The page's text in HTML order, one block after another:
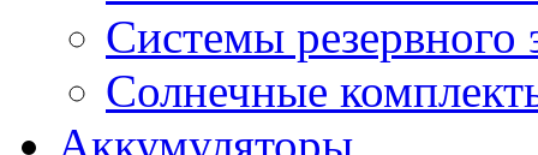
Системы резервного
Солнечные
Аккумуляторы